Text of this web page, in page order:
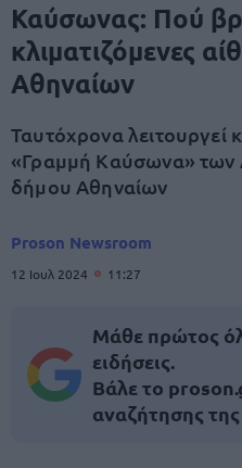
Καύσωνας: Πού
κλιματιζόμενες
Αθηναίων
Ταυτόχρονα λειτουργεί
«Γραμμή Καύσωνα» των
δήμου Αθηναίων
Proson Newsroom
12 Ιουλ 2024 11:27
Μάθε πρώτος
ειδήσεις.
Βάλε το
αναζήτησης